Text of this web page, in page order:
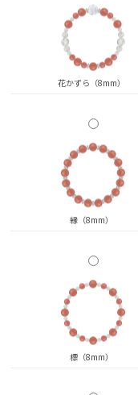
花かずら（8mm）
縁（8mm）
標（8mm）